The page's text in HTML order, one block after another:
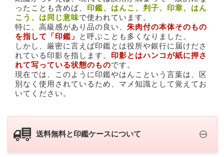
ったことも含めば、 印鑑、はんこ、判子、印章、はん
こう、は同じ意味で使われています。
特に、高級感があり品の良い、 朱肉付の本体そのもの
を指して「印鑑」
と呼ぶことも多くなりました。
しかし、厳密に言えば印鑑とは役所や銀行に届けださ
れている印影を指します。 印影とはハンコが紙に押さ
れて写っている状態のものです。
現在では、このように印鑑やはんこという言葉は、区
別なく使用されているため、マメ知識として覚えてお
いてください。
送料無料と印鑑ケースについて